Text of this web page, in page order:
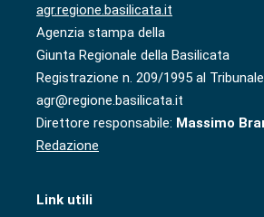
agr.regione.basilicata.it
Agenzia stampa della
Giunta Regionale della Basilicata
Registrazione n. 209/1995 al
agr@regione.basilicata.it
Direttore responsabile: Massimo
Redazione
Link utili